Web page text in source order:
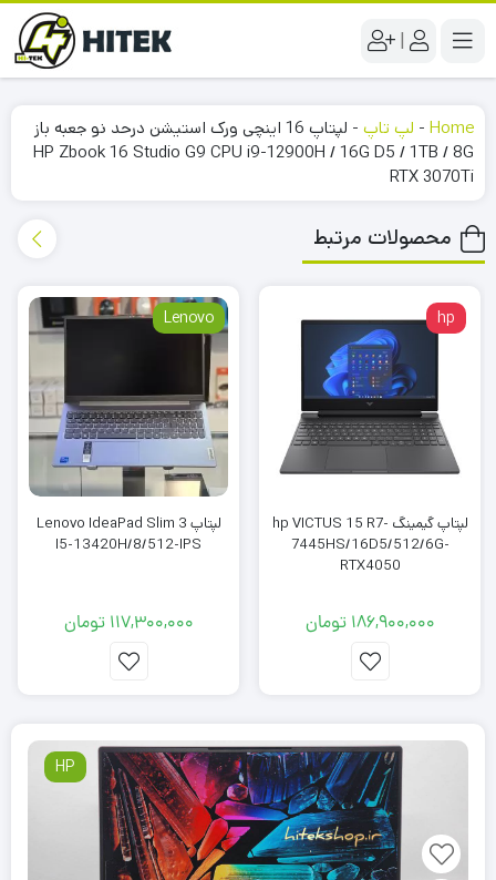
|
Home
- لپ تاپ -
لپتاپ 16 اینچی ورک استیشن درحد نو جعبه باز
HP Zbook 16 Studio G9 CPU i9-12900H / 16G D5 / 1TB / 8G
RTX 3070Ti
محصولات مرتبط
hp
لپتاپ گیمینگ hp VICTUS 15 R7-
7445HS/16D5/512/6G-
RTX4050
186,900,000 تومان
Lenovo
لپتاپ Lenovo IdeaPad Slim 3
I5-13420H/8/512-IPS
117,300,000 تومان
HP